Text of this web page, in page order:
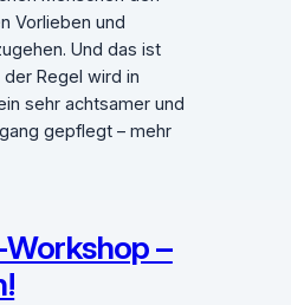
Vorlieben und
Und das ist
Regel wird in
sehr achtsamer und
gepflegt – mehr
–